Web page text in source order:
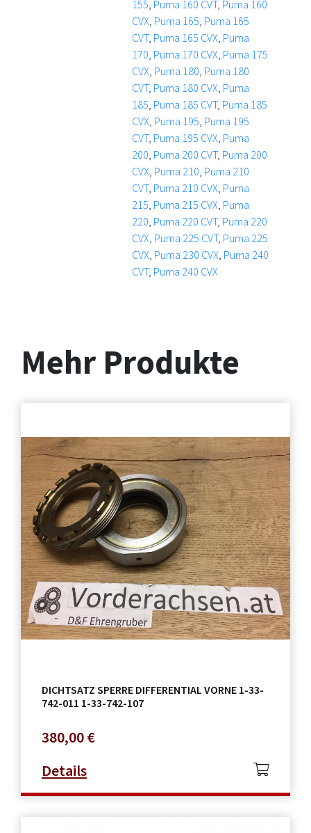
155, Puma 160 CVT, Puma 160
CVX, Puma 165, Puma 165
CVT, Puma 165 CVX, Puma
170, Puma 170 CVX, Puma 175
CVX, Puma 180, Puma 180
CVT, Puma 180 CVX, Puma
185, Puma 185 CVT, Puma 185
CVX, Puma 195, Puma 195
CVT, Puma 195 CVX, Puma
200, Puma 200 CVT, Puma 200
CVX, Puma 210, Puma 210
CVT, Puma 210 CVX, Puma
215, Puma 215 CVX, Puma
220, Puma 220 CVT, Puma 220
CVX, Puma 225 CVT, Puma 225
CVX, Puma 230 CVX, Puma 240
CVT, Puma 240 CVX
Mehr Produkte
DICHTSATZ SPERRE DIFFERENTIAL VORNE 1-33-
742-011 1-33-742-107
380,00€
Details